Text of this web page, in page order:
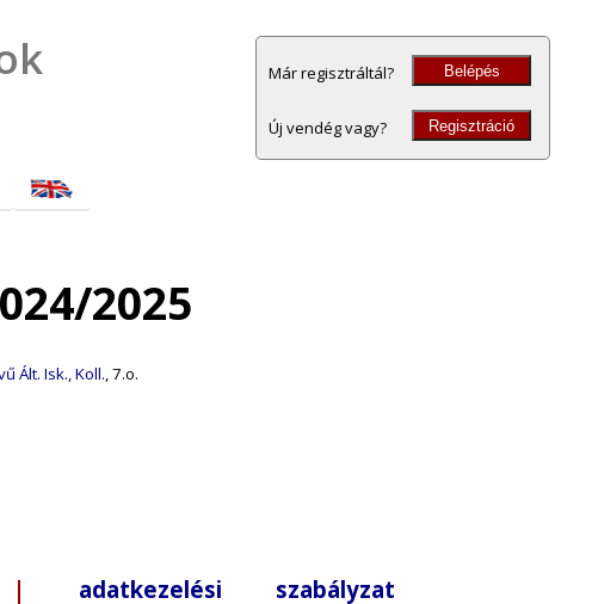
Már regisztráltál? Belépés
Új vendég vagy? Regisztráció
2025
Ált. Isk., Koll., 7.o.
adatkezelési szabályzat